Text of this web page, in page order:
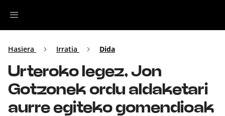
Irratia
Top Gaztea
Hasiera Irratia Dida
Urteroko legez, Jon
Gotzonek ordu aldaketari
aurre egiteko gomendioak